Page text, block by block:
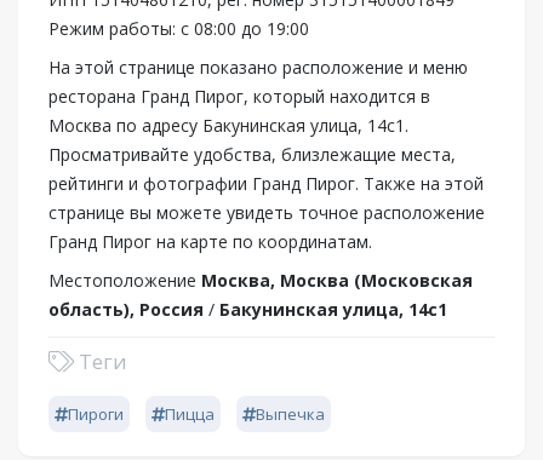
Режим работы: с 08:00 до 19:00
На этой странице показано расположение и меню
ресторана Гранд Пирог, который находится в
Москва по адресу Бакунинская улица, 14с1.
Просматривайте удобства, близлежащие места,
рейтинги и фотографии Гранд Пирог. Также на этой
странице вы можете увидеть точное расположение
Гранд Пирог на карте по координатам.
Местоположение Москва, Москва (Московская
область), Россия / Бакунинская улица, 14с1
Теги
Пироги Пицца Выпечка